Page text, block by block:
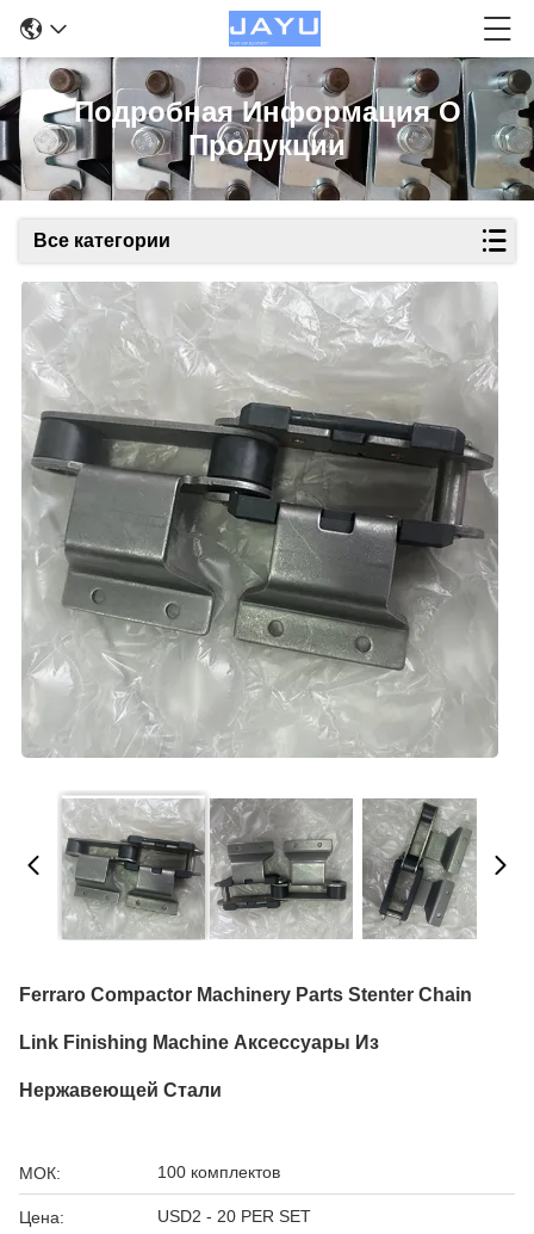
Подробная Информация О
Продукции
Все категории
Ferraro Compactor Machinery Parts Stenter Chain
Link Finishing Machine Аксессуары Из
Нержавеющей Стали
МОК: 100 комплектов
Цена: USD2 - 20 PER SET